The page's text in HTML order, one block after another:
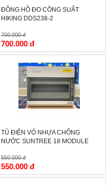
ĐỒNG HỒ ĐO CÔNG SUẤT
HIKING DDS238-2
700.000 đ
700.000 đ
TỦ ĐIỆN VỎ NHỰA CHỐNG
NƯỚC SUNTREE 18 MODULE
550.000 đ
550.000 đ